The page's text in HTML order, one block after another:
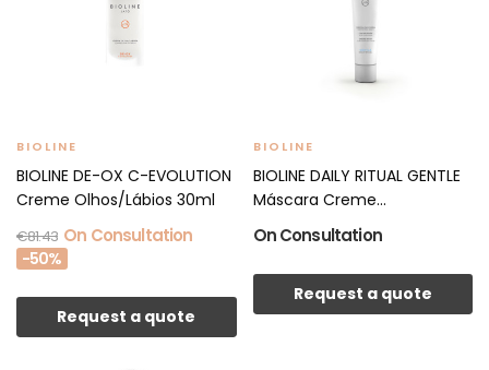
BIOLINE
BIOLINE DE-OX C-EVOLUTION
Creme Olhos/Lábios 30ml
€81.43 On Consultation
-50%
Request a quote
BIOLINE
BIOLINE DAILY RITUAL GENTLE
Máscara Creme...
On Consultation
Request a quote